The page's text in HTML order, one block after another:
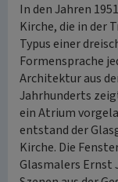
In den Jahren
Kirche, die in der
Typus einer
Formensprache
Architektur aus
Jahrhunderts
ein Atrium
entstand der
Kirche. Die
Glasmalers Ernst